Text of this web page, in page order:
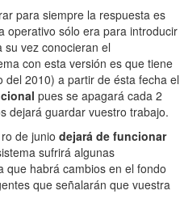
para siempre la respuesta es
operativo sólo era para introducir
su vez conocieran el
con esta versión es que tiene
del 2010) a partir de ésta fecha el
pues se apagará cada 2
dejará guardar vuestro trabajo.
de junio dejará de funcionar
sufrirá algunas
que habrá cambios en el fondo
que señalarán que vuestra